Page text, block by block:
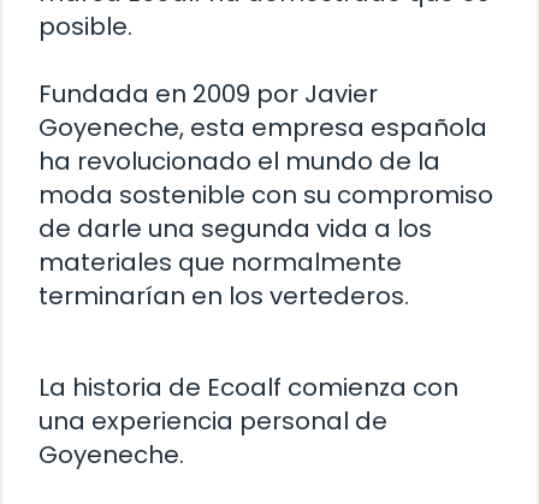
posible.
Fundada en 2009 por Javier
Goyeneche, esta empresa española
ha revolucionado el mundo de la
moda sostenible con su compromiso
de darle una segunda vida a los
materiales que normalmente
terminarían en los vertederos.
La historia de Ecoalf comienza con
una experiencia personal de
Goyeneche.